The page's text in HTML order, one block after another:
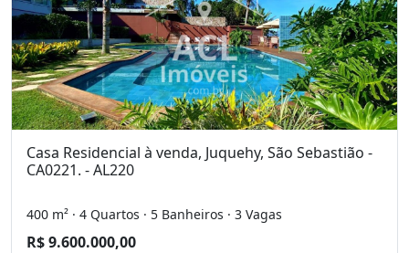
Casa Residencial à venda, Juquehy, São Sebastião -
CA0221. - AL220
400 m² · 4 Quartos · 5 Banheiros · 3 Vagas
R$ 9.600.000,00